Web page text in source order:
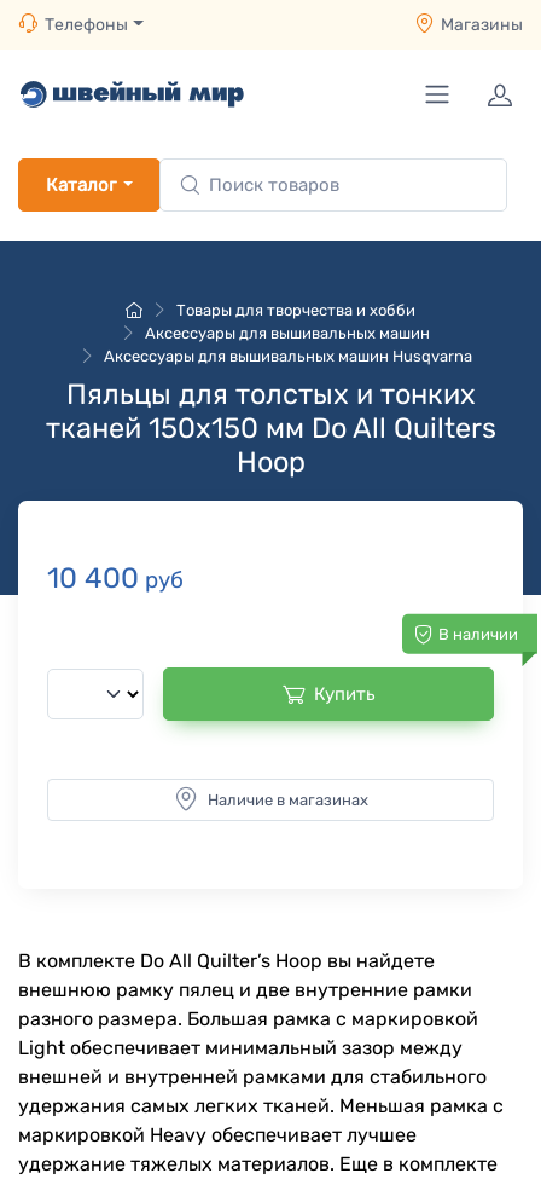
Телефоны Магазины
Каталог
Товары для творчества и хобби
Аксессуары для вышивальных машин
Аксессуары для вышивальных машин Husqvarna
Пяльцы для толстых и тонких
тканей 150х150 мм Do All Quilters
Hoop
10 400 руб
В наличии
Купить
Наличие в магазинах
В комплекте Do All Quilter’s Hoop вы найдете
внешнюю рамку пялец и две внутренние рамки
разного размера. Большая рамка с маркировкой
Light обеспечивает минимальный зазор между
внешней и внутренней рамками для стабильного
удержания самых легких тканей. Меньшая рамка с
маркировкой Heavy обеспечивает лучшее
удержание тяжелых материалов. Еще в комплекте